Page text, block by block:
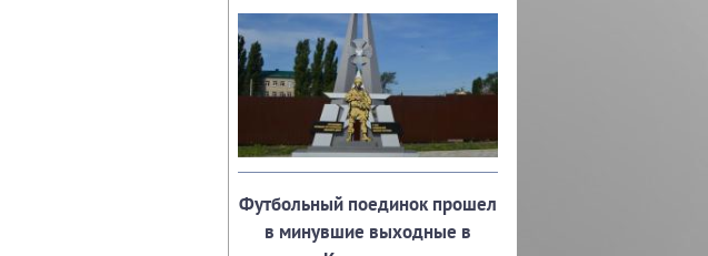
Футбольный поединок прошел
в минувшие выходные в